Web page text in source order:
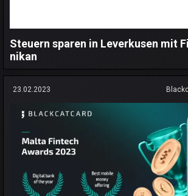
Steuern sparen in Leverkusen mit
nikan
23.02.2023